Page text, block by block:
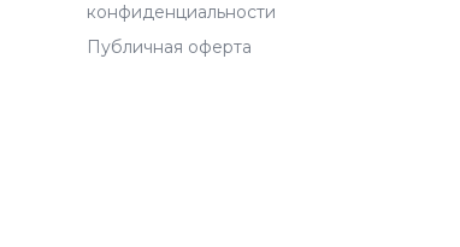
конфиденциальности
Публичная оферта